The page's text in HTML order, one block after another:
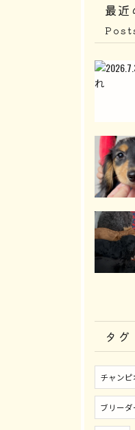
最近
タグ
チャンピ
ブリーダ